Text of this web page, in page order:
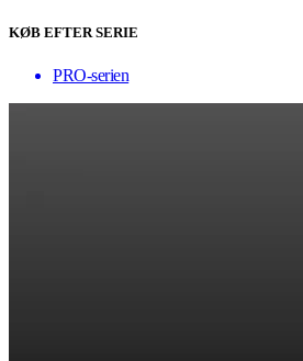
KØB EFTER SERIE
PRO-serien